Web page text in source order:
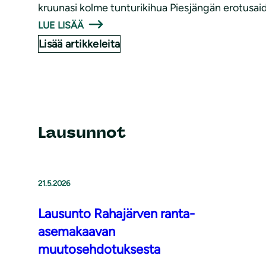
kruunasi kolme tunturikihua Piesjängän
LUE LISÄÄ
Lisää artikkeleita
Lausunnot
21.5.2026
Lausunto Rahajärven ranta-
asemakaavan
muutosehdotuksesta